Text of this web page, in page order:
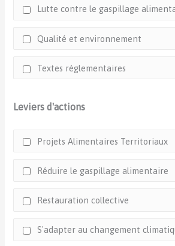
Lutte contre le gaspillage
Qualité et environnement
Textes réglementaires
Leviers d'actions
Projets Alimentaires Territoriaux
Réduire le gaspillage alimentaire
Restauration collective
S'adapter au changement